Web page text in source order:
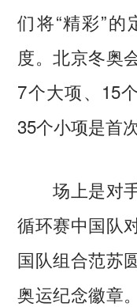
们将“精彩”
度。北京冬奥
7个大项、15
35个小项是首
场上是对手
循环赛中国队
国队组合范苏
奥运纪念徽章